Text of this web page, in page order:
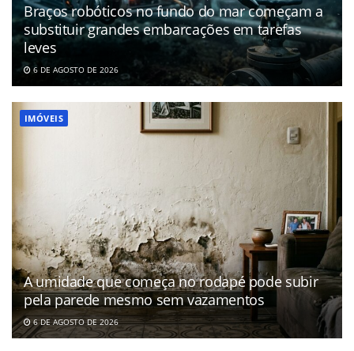
Braços robóticos no fundo do mar começam a
substituir grandes embarcações em tarefas
leves
6 DE AGOSTO DE 2026
IMÓVEIS
A umidade que começa no rodapé pode subir
pela parede mesmo sem vazamentos
6 DE AGOSTO DE 2026